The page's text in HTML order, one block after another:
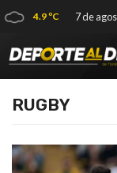
4.9 ºC 7 de
RUGBY